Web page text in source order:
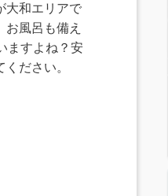
大和エリアで
風呂も備え
ますよね？安
ださい。